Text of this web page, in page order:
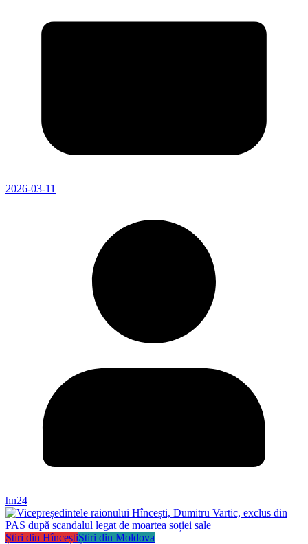
2026-03-11
hn24
Știri din HînceștiȘtiri din Moldova